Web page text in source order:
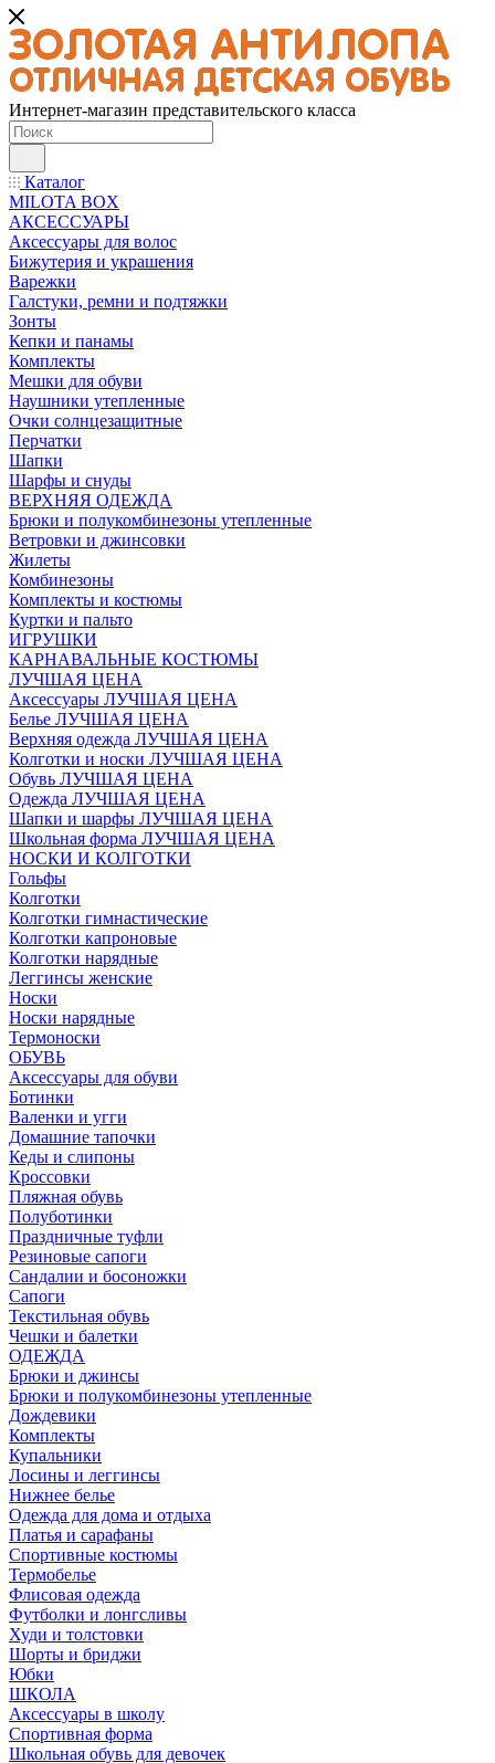
Интернет-магазин представительского класса
Каталог
MILOTA BOX
АКСЕССУАРЫ
Аксессуары для волос
Бижутерия и украшения
Варежки
Галстуки, ремни и подтяжки
Зонты
Кепки и панамы
Комплекты
Мешки для обуви
Наушники утепленные
Очки солнцезащитные
Перчатки
Шапки
Шарфы и снуды
ВЕРХНЯЯ ОДЕЖДА
Брюки и полукомбинезоны утепленные
Ветровки и джинсовки
Жилеты
Комбинезоны
Комплекты и костюмы
Куртки и пальто
ИГРУШКИ
КАРНАВАЛЬНЫЕ КОСТЮМЫ
ЛУЧШАЯ ЦЕНА
Аксессуары ЛУЧШАЯ ЦЕНА
Белье ЛУЧШАЯ ЦЕНА
Верхняя одежда ЛУЧШАЯ ЦЕНА
Колготки и носки ЛУЧШАЯ ЦЕНА
Обувь ЛУЧШАЯ ЦЕНА
Одежда ЛУЧШАЯ ЦЕНА
Шапки и шарфы ЛУЧШАЯ ЦЕНА
Школьная форма ЛУЧШАЯ ЦЕНА
НОСКИ И КОЛГОТКИ
Гольфы
Колготки
Колготки гимнастические
Колготки капроновые
Колготки нарядные
Леггинсы женские
Носки
Носки нарядные
Термоноски
ОБУВЬ
Аксессуары для обуви
Ботинки
Валенки и угги
Домашние тапочки
Кеды и слипоны
Кроссовки
Пляжная обувь
Полуботинки
Праздничные туфли
Резиновые сапоги
Сандалии и босоножки
Сапоги
Текстильная обувь
Чешки и балетки
ОДЕЖДА
Брюки и джинсы
Брюки и полукомбинезоны утепленные
Дождевики
Комплекты
Купальники
Лосины и леггинсы
Нижнее белье
Одежда для дома и отдыха
Платья и сарафаны
Спортивные костюмы
Термобелье
Флисовая одежда
Футболки и лонгсливы
Худи и толстовки
Шорты и бриджи
Юбки
ШКОЛА
Аксессуары в школу
Спортивная форма
Школьная обувь для девочек